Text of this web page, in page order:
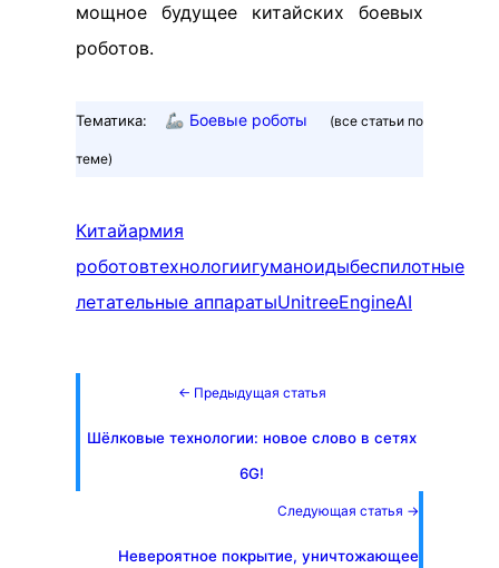
мощное будущее китайских боевых
роботов.
Тематика: 🦾 Боевые роботы (все статьи по
теме)
Китайармия
роботовтехнологиигуманоидыбеспилотные
летательные аппаратыUnitreeEngineAI
← Предыдущая статья
Шёлковые технологии: новое слово в сетях
6G!
Следующая статья →
Невероятное покрытие, уничтожающее